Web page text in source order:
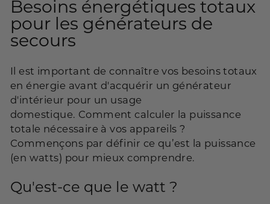
Besoins énergétiques totaux
pour les générateurs de
secours
Il est important de connaître vos besoins totaux
en énergie avant d'acquérir un générateur
d'intérieur pour un usage
domestique. Comment calculer la puissance
totale nécessaire à vos appareils ?
Commençons par définir ce qu’est la puissance
(en watts) pour mieux comprendre.
Qu'est-ce que le watt ?